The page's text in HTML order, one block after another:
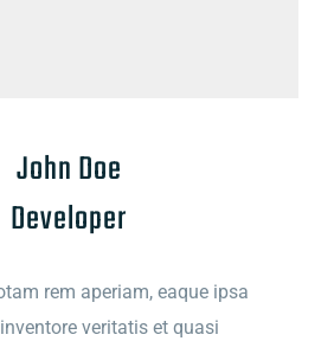
John Doe
Developer
rem aperiam, eaque ipsa
veritatis et quasi